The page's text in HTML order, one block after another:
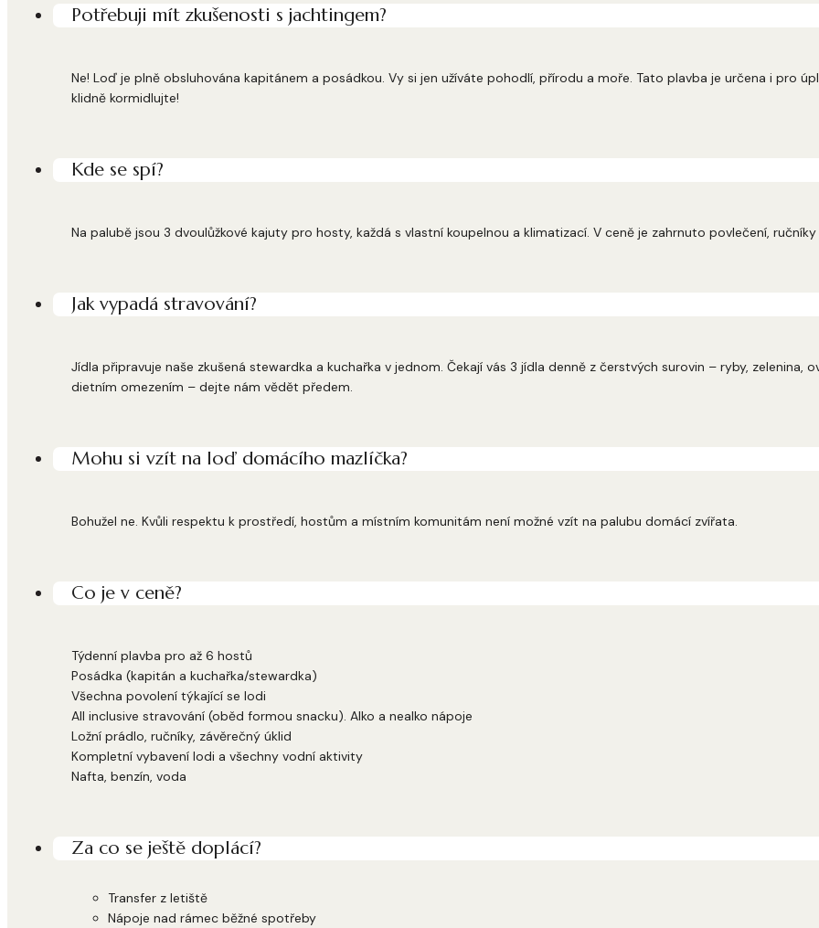
Potřebuji mít zkušenosti s jachtingem?
Ne! Loď je plně obsluhována kapitánem a posádkou. Vy si jen užíváte pohodlí, přírodu a moře. Tato plavba je určena i pro
klidně kormidlujte!
Kde se spí?
Na palubě jsou 3 dvoulůžkové kajuty pro hosty, každá s vlastní koupelnou a klimatizací. V ceně je zahrnuto povlečení, ručníky
Jak vypadá stravování?
Jídla připravuje naše zkušená stewardka a kuchařka v jednom. Čekají vás 3 jídla denně z čerstvých surovin – ryby, zelenina,
dietním omezením – dejte nám vědět předem.
Mohu si vzít na loď domácího mazlíčka?
Bohužel ne. Kvůli respektu k prostředí, hostům a místním komunitám není možné vzít na palubu domácí zvířata.
Co je v ceně?
Týdenní plavba pro až 6 hostů
Posádka (kapitán a kuchařka/stewardka)
Všechna povolení týkající se lodi
All inclusive stravování (oběd formou snacku). Alko a nealko nápoje
Ložní prádlo, ručníky, závěrečný úklid
Kompletní vybavení lodi a všechny vodní aktivity
Nafta, benzín, voda
Za co se ještě doplácí?
Transfer z letiště
Nápoje nad rámec běžné spotřeby